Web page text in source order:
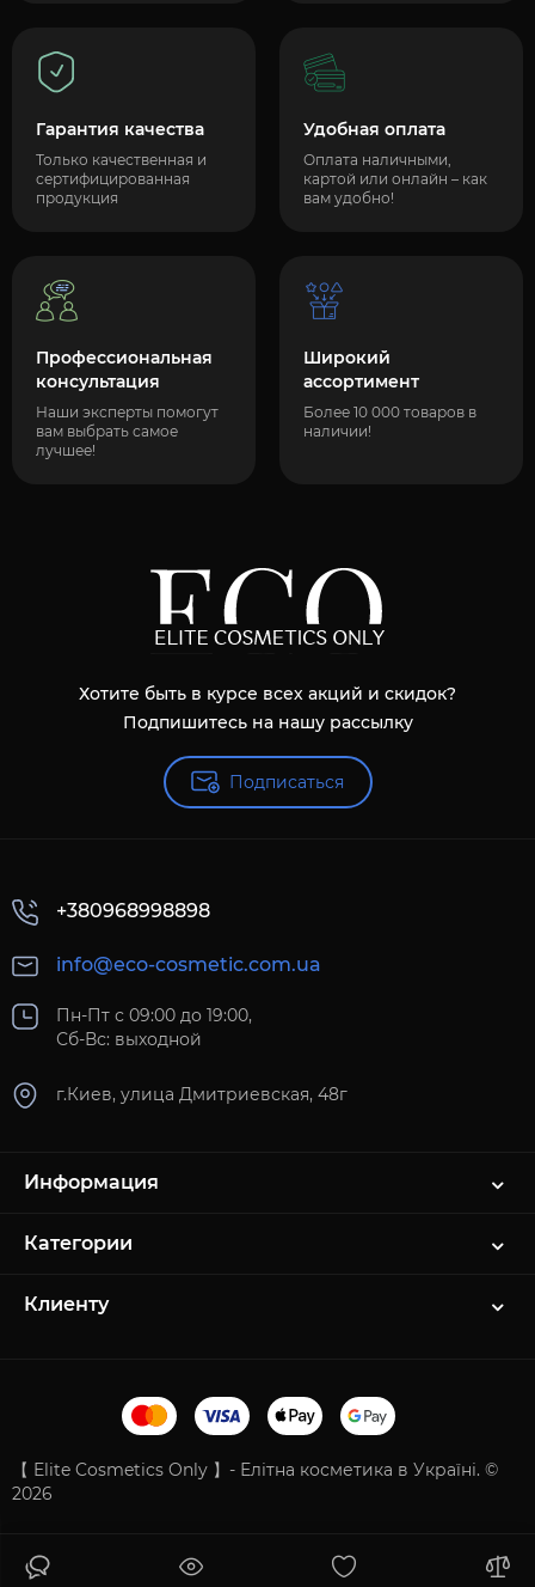
Гарантия качества
Только качественная и
сертифицированная
продукция
Удобная оплата
Оплата наличными,
картой или онлайн – как
вам удобно!
Профессиональная
консультация
Наши эксперты помогут
вам выбрать самое
лучшее!
Широкий
ассортимент
Более 10 000 товаров в
наличии!
Хотите быть в курсе всех акций и скидок?
Подпишитесь на нашу рассылку
Подписаться
+380968998898
info@eco-cosmetic.com.ua
Пн-Пт с 09:00 до 19:00,
Сб-Вс: выходной
г.Киев, улица Дмитриевская, 48г
Информация
Категории
Клиенту
【 Elite Cosmetics Only 】- Елітна косметика в Україні. ©
2026